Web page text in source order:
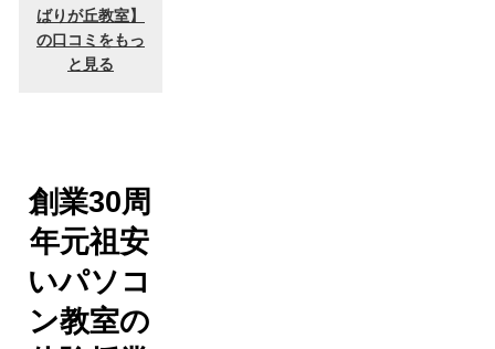
創業30周
年元祖安
いパソコ
ン教室の